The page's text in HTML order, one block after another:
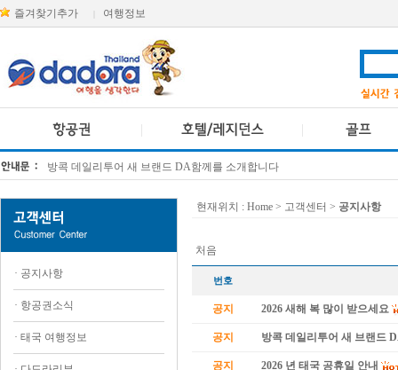
즐겨찾기추가 여행정보
방콕 데일리투어 새 브랜드 DA함께를 소개합니다
· 공지사항
· 항공권소식
· 태국 여행정보
현재위치 : Home > 고객센터 > 공지사항
처음
번호
공지 2026 새해 복 많이 받으세요
공지 방콕 데일리투어 새 브랜드
공지 2026 년 태국 공휴일 안내